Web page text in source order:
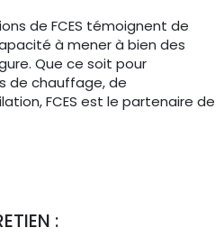
de FCES témoignent de
à mener à bien des
Que ce soit pour
de chauffage, de
FCES est le partenaire de
: